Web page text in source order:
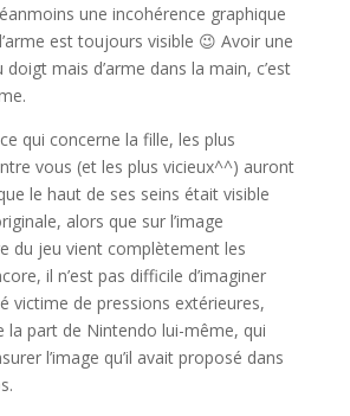
une incohérence graphique
est toujours visible 😉 Avoir une
mais d’arme dans la main, c’est
qui concerne la fille, les plus
vous (et les plus vicieux^^) auront
le haut de ses seins était visible
alors que sur l’image
du jeu vient complètement les
il n’est pas difficile d’imaginer
victime de pressions extérieures,
la part de Nintendo lui-même, qui
l’image qu’il avait proposé dans